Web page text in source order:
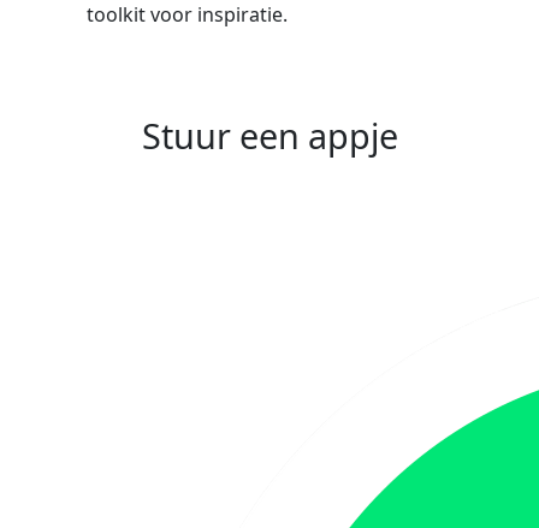
toolkit voor inspiratie.
Stuur een appje